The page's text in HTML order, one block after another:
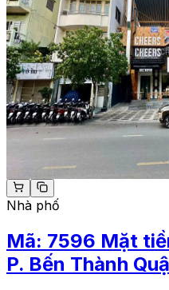
Nhà phố
Mã: 7596 Mặt
P. Bến Thành